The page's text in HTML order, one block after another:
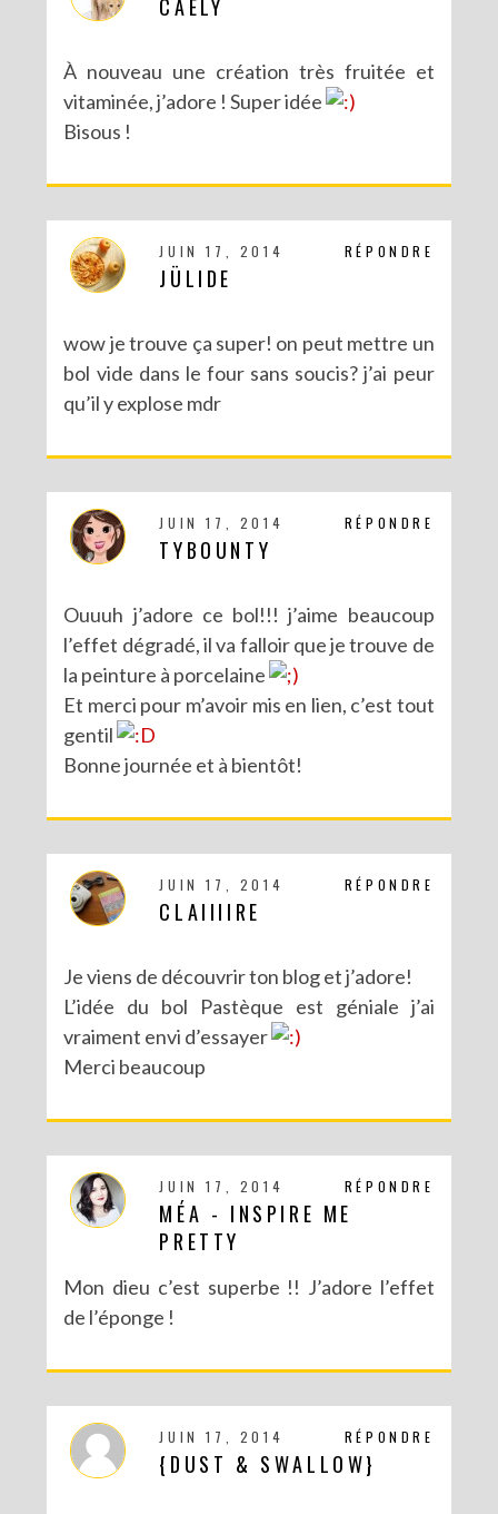
CAELY
À nouveau une création très fruitée et
vitaminée, j’adore ! Super idée
Bisous !
RÉPONDRE
JUIN 17, 2014
JÜLIDE
wow je trouve ça super! on peut mettre un
bol vide dans le four sans soucis? j’ai peur
qu’il y explose mdr
RÉPONDRE
JUIN 17, 2014
TYBOUNTY
Ouuuh j’adore ce bol!!! j’aime beaucoup
l’effet dégradé, il va falloir que je trouve de
la peinture à porcelaine
Et merci pour m’avoir mis en lien, c’est tout
gentil
Bonne journée et à bientôt!
RÉPONDRE
JUIN 17, 2014
CLAIIIIRE
Je viens de découvrir ton blog et j’adore!
L’idée du bol Pastèque est géniale j’ai
vraiment envi d’essayer
Merci beaucoup
RÉPONDRE
JUIN 17, 2014
MÉA - INSPIRE ME
PRETTY
Mon dieu c’est superbe !! J’adore l’effet
de l’éponge !
RÉPONDRE
JUIN 17, 2014
{DUST & SWALLOW}